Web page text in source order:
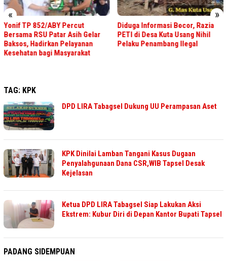
« »
Yonif TP 852/ABY Percut
Bersama RSU Patar Asih Gelar
Baksos, Hadirkan Pelayanan
Kesehatan bagi Masyarakat
Diduga Informasi Bocor, Razia
PETI di Desa Kuta Usang Nihil
Pelaku Penambang Ilegal
TAG: KPK
DPD LIRA Tabagsel Dukung UU Perampasan Aset
KPK Dinilai Lamban Tangani Kasus Dugaan
Penyalahgunaan Dana CSR,WIB Tapsel Desak
Kejelasan
Ketua DPD LIRA Tabagsel Siap Lakukan Aksi
Ekstrem: Kubur Diri di Depan Kantor Bupati Tapsel
PADANG SIDEMPUAN